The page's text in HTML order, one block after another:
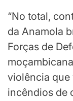
“No total,
da Anamola
Forças de
violência que
incêndios de